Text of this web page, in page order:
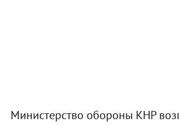
Министерство обороны КНР